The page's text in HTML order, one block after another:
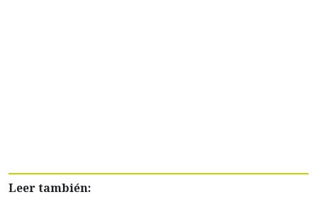
Leer también: